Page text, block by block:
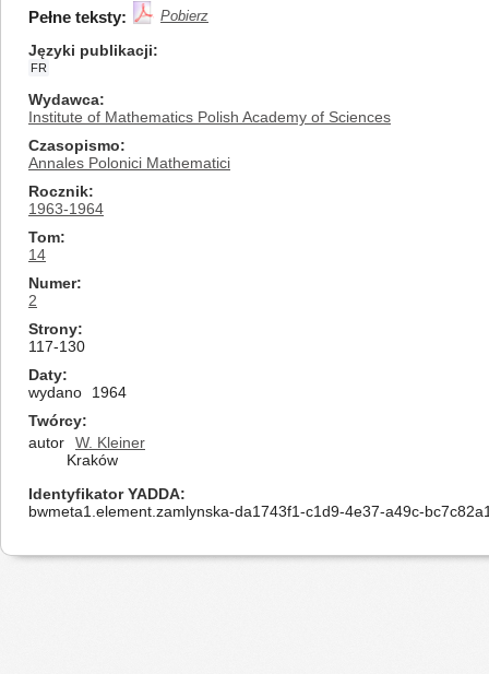
Pełne teksty: Pobierz
Języki publikacji
FR
Wydawca
Institute of Mathematics Polish Academy of Sciences
Czasopismo
Annales Polonici Mathematici
Rocznik
1963-1964
Tom
14
Numer
2
Strony
117-130
Daty
wydano
1964
Twórcy
autor
W. Kleiner
Kraków
Identyfikator YADDA
bwmeta1.element.zamlynska-da1743f1-c1d9-4e37-a49c-